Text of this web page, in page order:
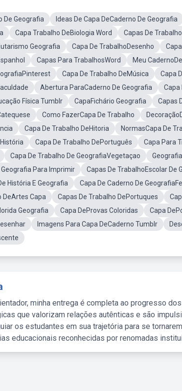
De Geografia Ideas De Capa DeCaderno De Geografia
Capa Trabalho DeBiologia Word
Capas De
Geografia
Capa De TrabalhoDesenho
Capas Para TrabalhosWord Meu
Capa De Trabalho DeMúsica
Capa
Abertura ParaCaderno De Geografia
Capa
Física Tumblr
CapaFichário Geografia
Capas
Como FazerCapa De Trabalho
Capa De Trabalho DeHitoria NormasCapa De
Capa De Trabalho DePortuguês
Capa Para
Capa De Trabalho De GeografiaVegetaçao
Para Imprimir
Capas De TrabalhoEscolar De
História E Geografia
Capa De Caderno De
DeArtes Capa
Capas De Trabalho DePortuques
Geografia
Capa DeProvas Coloridas
Capa
Imagens Para Capa DeCaderno Tumblr
minha entrega é completa ao progresso
que valorizam relações autênticas e são
os estudantes em sua trajetória para se
educacionais reconhecidas por renomadas